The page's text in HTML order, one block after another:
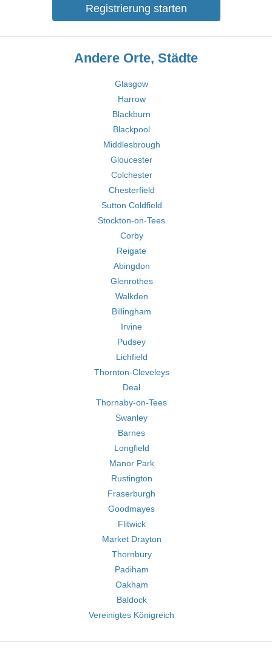
Registrierung starten
Andere Orte, Städte
Glasgow
Harrow
Blackburn
Blackpool
Middlesbrough
Gloucester
Colchester
Chesterfield
Sutton Coldfield
Stockton-on-Tees
Corby
Reigate
Abingdon
Glenrothes
Walkden
Billingham
Irvine
Pudsey
Lichfield
Thornton-Cleveleys
Deal
Thornaby-on-Tees
Swanley
Barnes
Longfield
Manor Park
Rustington
Fraserburgh
Goodmayes
Flitwick
Market Drayton
Thornbury
Padiham
Oakham
Baldock
Vereinigtes Königreich